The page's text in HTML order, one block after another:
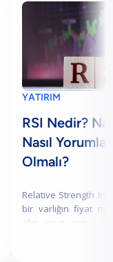
YATIRIM
RSI Nedir?
Nasıl
Olmalı?
Relative Strength
bir varlığın fiyat
alım veya aşırı